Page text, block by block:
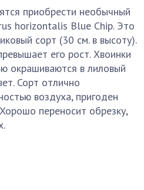
приобрести необычный
horizontalis Blue Chip. Это
сорт (30 см. в высоту).
его рост. Хвоинки
окрашиваются в лиловый
Сорт отлично
воздуха, пригоден
переносит обрезку,